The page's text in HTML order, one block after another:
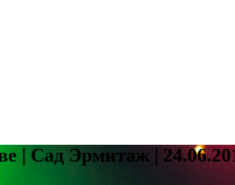
| Сад Эрмитаж |